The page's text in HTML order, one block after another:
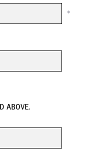
*
ABOVE.